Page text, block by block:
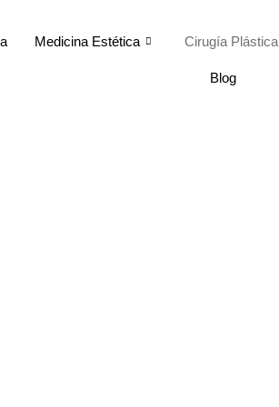
Medicina Estética Cirugía Plástica
Blog